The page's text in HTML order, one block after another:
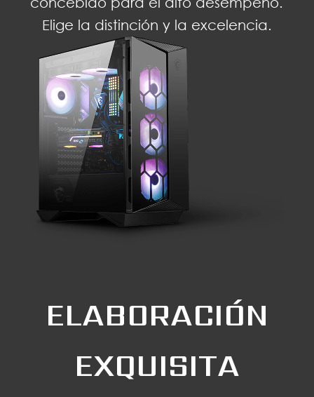
Elige la distinción y la excelencia.
ELABORACIÓN
EXQUISITA